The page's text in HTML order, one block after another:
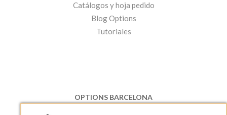
Catálogos y hoja pedido
Blog Options
Tutoriales
OPTIONS BARCELONA